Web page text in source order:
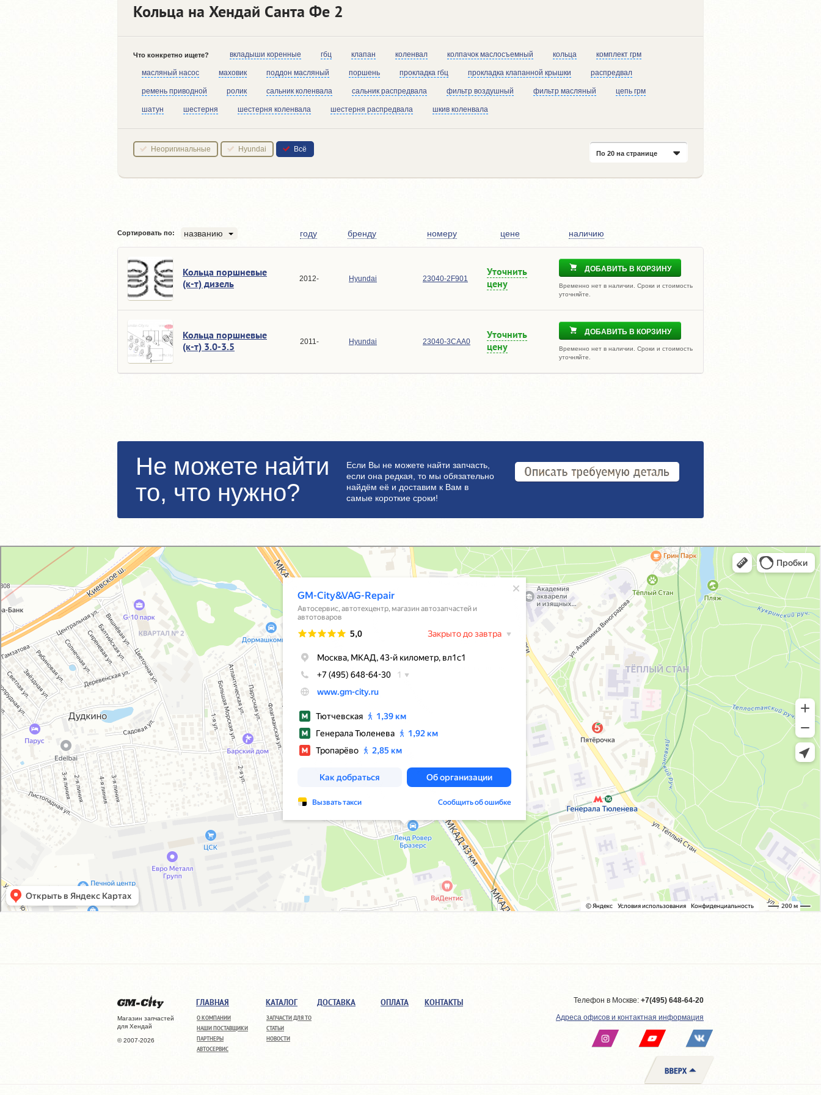
Кольца на Хендай Санта Фе 2
Что конкретно ищете? вкладыши коренные гбц клапан коленвал колпачок маслосъемный кольца комплект грм
масляный насос маховик поддон масляный поршень прокладка гбц прокладка клапанной крышки распредвал
ремень приводной ролик сальник коленвала сальник распредвала фильтр воздушный фильтр масляный цепь грм
шатун шестерня шестерня коленвала шестерня распредвала шкив коленвала
Неоригинальные Hyundai Всё По 20 на странице
Сортировать по: названию году бренду номеру цене наличию
Кольца поршневые
(к-т) дизель
2012- Hyundai 23040-2F901
Уточнить
цену
ДОБАВИТЬ В КОРЗИНУ
Временно нет в наличии. Сроки и стоимость
уточняйте.
Кольца поршневые
(к-т) 3.0-3.5
2011- Hyundai 23040-3CAA0
Уточнить
цену
ДОБАВИТЬ В КОРЗИНУ
Временно нет в наличии. Сроки и стоимость
уточняйте.
Не можете найти
то, что нужно?
Если Вы не можете найти запчасть,
если она редкая, то мы обязательно
найдём её и доставим к Вам в
самые короткие сроки!
GM-City&VAG-Repair
Автосервис, автотехцентр в Москве
Магазин автозапчастей и автотоваров в Москве
Магазин запчастей
для Хендай
© 2007-2026
ГЛАВНАЯ
О КОМПАНИИ
НАШИ ПОСТАВЩИКИ
ПАРТНЕРЫ
АВТОСЕРВИС
КАТАЛОГ
ЗАПЧАСТИ ДЛЯ ТО
СТАТЬИ
НОВОСТИ
ДОСТАВКА ОПЛАТА КОНТАКТЫ Телефон в Москве: +7(495) 648-64-20
Адреса офисов и контактная информация